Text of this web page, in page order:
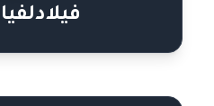
فيلادلفيا 76ers